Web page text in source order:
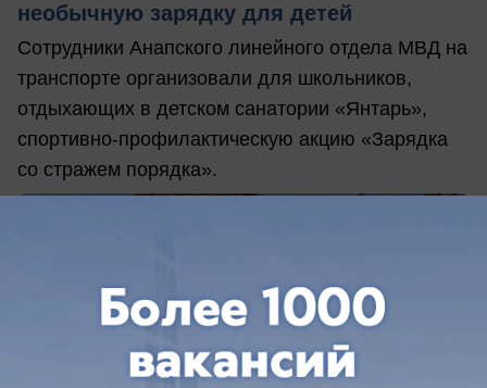
необычную зарядку для детей
Сотрудники Анапского линейного отдела МВД на
транспорте организовали для школьников,
отдыхающих в детском санатории «Янтарь»,
спортивно-профилактическую акцию «Зарядка
со стражем порядка».